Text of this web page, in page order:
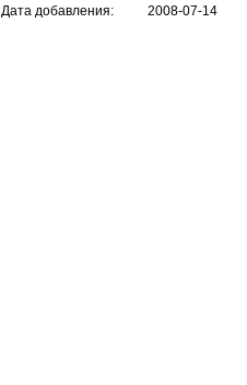
Дата добавления:
2008-07-14